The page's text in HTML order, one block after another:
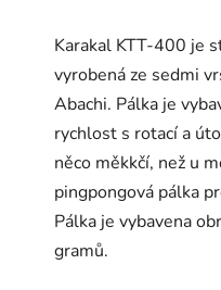
Karakal KTT-400 je
vyrobená ze sedmi
Abachi. Pálka je
rychlost s rotací a
něco měkkčí, než u
pingpongová pálka
Pálka je vybavena
gramů.